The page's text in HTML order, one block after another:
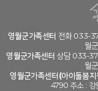
영월군가족센터 전화 033-
월
영월군가족센터 상담 033-
월
영월군가족센터(아이돌봄
4790 주소 : 강